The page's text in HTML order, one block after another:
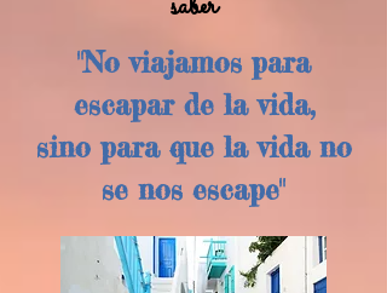
"No viajamos para
escapar de la vida,
sino para que la vida no
se nos escape"